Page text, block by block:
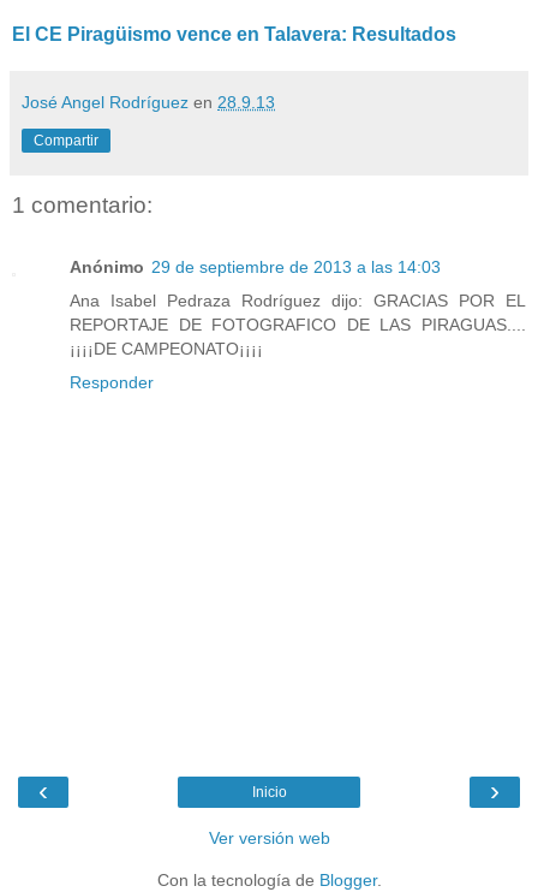
El CE Piragüismo vence en Talavera: Resultados
José Angel Rodríguez en 28.9.13
Compartir
1 comentario:
Anónimo 29 de septiembre de 2013 a las 14:03
Ana Isabel Pedraza Rodríguez dijo: GRACIAS POR EL
REPORTAJE DE FOTOGRAFICO DE LAS PIRAGUAS....
¡¡¡¡DE CAMPEONATO¡¡¡¡
Responder
‹ ›
Inicio
Ver versión web
Con la tecnología de Blogger.